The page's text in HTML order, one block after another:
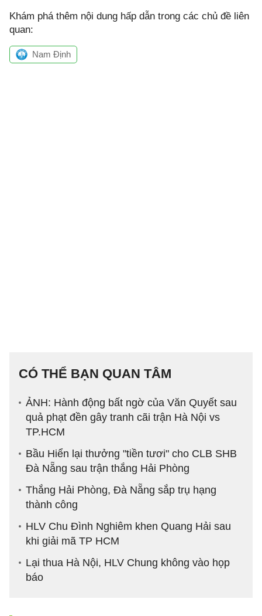
Khám phá thêm nội dung hấp dẫn trong các chủ đề liên
quan:
Nam Định
CÓ THỂ BẠN QUAN TÂM
ẢNH: Hành động bất ngờ của Văn Quyết sau
quả phạt đền gây tranh cãi trận Hà Nội vs
TP.HCM
Bầu Hiển lại thưởng "tiền tươi" cho CLB SHB
Đà Nẵng sau trận thắng Hải Phòng
Thắng Hải Phòng, Đà Nẵng sắp trụ hạng
thành công
HLV Chu Đình Nghiêm khen Quang Hải sau
khi giải mã TP HCM
Lại thua Hà Nội, HLV Chung không vào họp
báo